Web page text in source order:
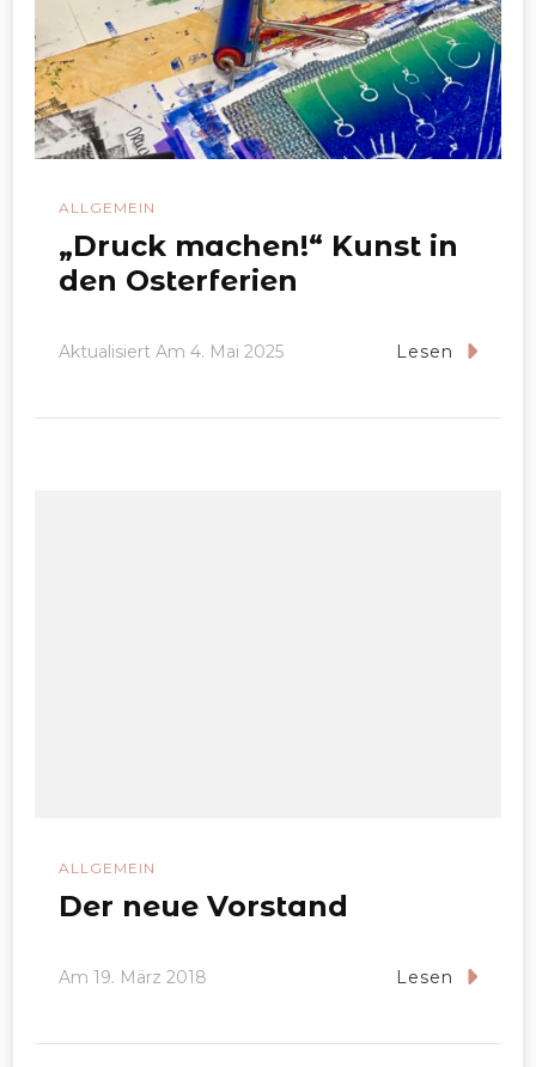
ALLGEMEIN
„Druck machen!“ Kunst in
den Osterferien
Aktualisiert Am 4. Mai 2025 Lesen
ALLGEMEIN
Der neue Vorstand
Am 19. März 2018 Lesen